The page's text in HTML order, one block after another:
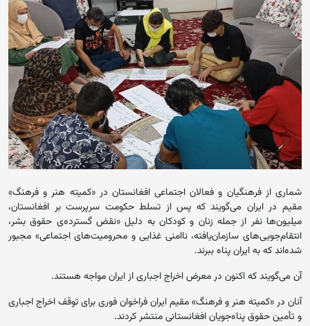
شماری از فرهنگیان و فعالان اجتماعی افغانستان در «کمیته هنر و فرهنگ»
مقیم در ایران می‌گویند که پس از تسلط حکومت سرپرست بر افغانستان،
میلیون‌‌ها نفر از جمله زنان و کودکان به دلیل «نقض گسترده‌ی حقوق بشر،
انتقام‌جویی‌های سازمان‌یافته‌، ناامنی غذایی و محرومیت‌های اجتماعی» مجبور
شده‌اند که به ایران پناه ببرند.
آن می‌گویند که اکنون در معرض اخراج اجباری از ایران مواجه هستند.
آنان در «کمیته هنر و فرهنگ» مقیم ایران فراخوان فوری برای توقف اخراج اجباری
و تأمین حقوق پناه‌جویان افغانستانی منتشر کردند.